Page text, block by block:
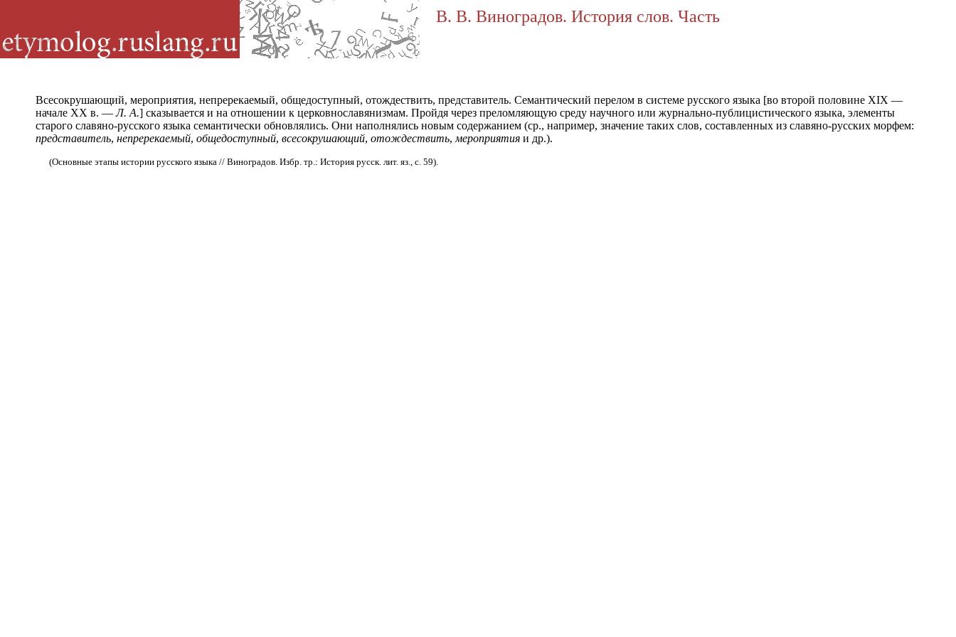
В. В. Виноградов. История слов. Часть
Всесокрушающий, мероприятия, непререкаемый, общедоступный, отождествить, представитель. Семантический перелом в системе русского языка [во второй половине XIX —
начале XX в. —Л. А.] сказывается и на отношении к церковнославянизмам. Пройдя через преломляющую среду научного или журнально-публицистического языка, элементы
старого славяно-русского языка семантически обновлялись. Они наполнялись новым содержанием (ср., например, значение таких слов, составленных из славяно-русских морфем:
представитель, непререкаемый, общедоступный, всесокрушающий, отождествить, мероприятия и др.).
(Основные этапы истории русского языка // Виноградов. Избр. тр.: История русск. лит. яз., с. 59).